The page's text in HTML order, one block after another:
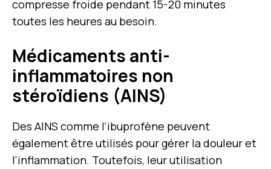
compresse froide pendant 15-20 minutes
toutes les heures au besoin.
Médicaments anti-
inflammatoires non
stéroïdiens (AINS)
Des AINS comme l’ibuprofène peuvent
également être utilisés pour gérer la douleur et
l’inflammation. Toutefois, leur utilisation